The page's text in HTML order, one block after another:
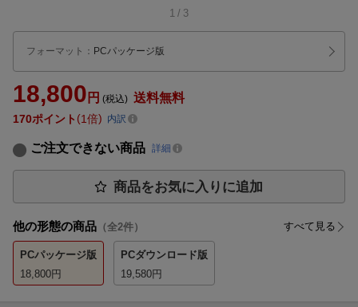
1 / 3
フォーマット ： PCパッケージ版
18,800 円 (税込) 送料無料
170ポイント 1倍 内訳
ご注文できない商品 詳細
商品をお気に入りに追加
他の形態の商品 （全2件） すべて見る
PCパッケージ版
18,800円
PCダウンロード版
19,580円